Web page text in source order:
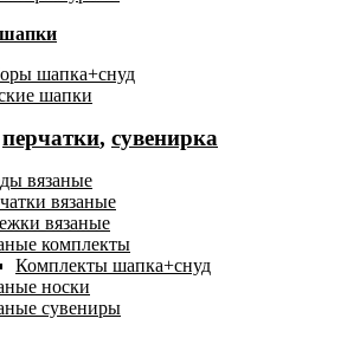
шапка+снуд
шапки
перчатки, сувенирка
вязаные
вязаные
вязаные
комплекты
Комплекты шапка+снуд
носки
сувениры